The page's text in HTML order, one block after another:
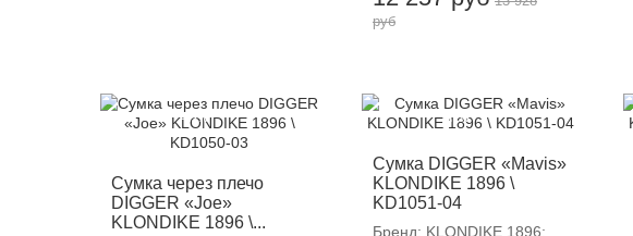
руб
Сумка через плечо
DIGGER «Joe»
KLONDIKE 1896 \...
-12%
Сумка DIGGER «Mavis»
KLONDIKE 1896 \
KD1051-04
Бренд: KLONDIKE 1896;
-12%